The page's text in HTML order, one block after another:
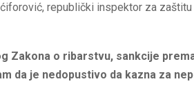
republički inspektor za
Zakona o ribarstvu, sankcije
da je nedopustivo da kazna za